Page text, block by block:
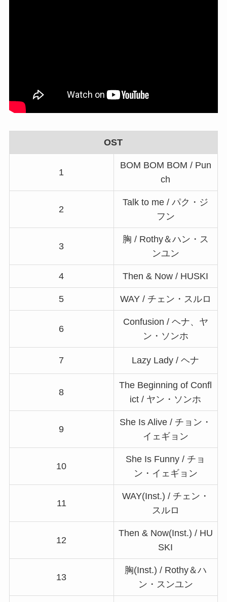
OST
1
BOM BOM BOM / Pun
ch
2
Talk to me / パク・ジ
フン
3
胸 / Rothy＆ハン・ス
ンユン
4 Then & Now / HUSKI
5 WAY / チェン・スルロ
6
Confusion / ヘナ、ヤ
ン・ソンホ
7 Lazy Lady / ヘナ
8
The Beginning of Confl
ict / ヤン・ソンホ
9
She Is Alive / チョン・
イェギョン
10
She Is Funny / チョ
ン・イェギョン
11
WAY(Inst.) / チェン・
スルロ
12
Then & Now(Inst.) / HU
SKI
13
胸(Inst.) / Rothy＆ハ
ン・スンユン